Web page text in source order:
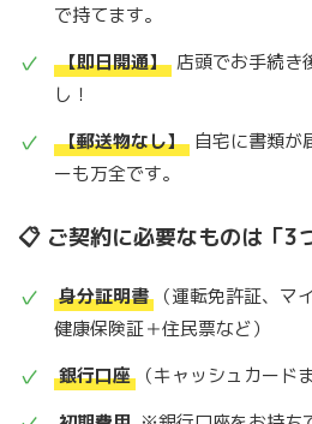
で持てます。
【即日開通】 店頭でお手続き
し！
【郵送物なし】 自宅に書類が
ーも万全です。
📋 ご契約に必要なものは「3
身分証明書
（運転免許証、マ
健康保険証＋住民票など）
銀行口座
（キャッシュカード